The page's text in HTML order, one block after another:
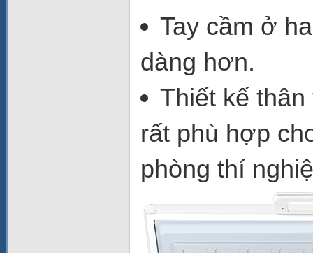
Tay cầm ở
dàng hơn.
Thiết kế thân
rất phù hợp
phòng thí